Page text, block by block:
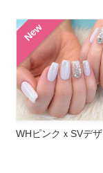
New
WHピンクｘSVデ